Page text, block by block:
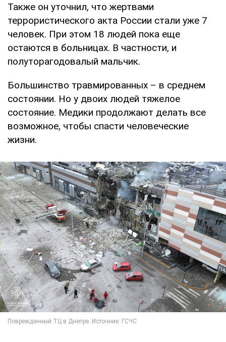
Также он уточнил, что жертвами
террористического акта России стали уже 7
человек. При этом 18 людей пока еще
остаются в больницах. В частности, и
полуторагодовалый мальчик.
Большинство травмированных – в среднем
состоянии. Но у двоих людей тяжелое
состояние. Медики продолжают делать все
возможное, чтобы спасти человеческие
жизни.